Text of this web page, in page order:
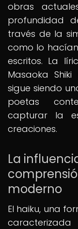
obras
profundidad
través de la
como lo
escritos. La
Masaoka
sigue siendo
poetas
capturar la
creaciones.
La
moderno
El haiku, una